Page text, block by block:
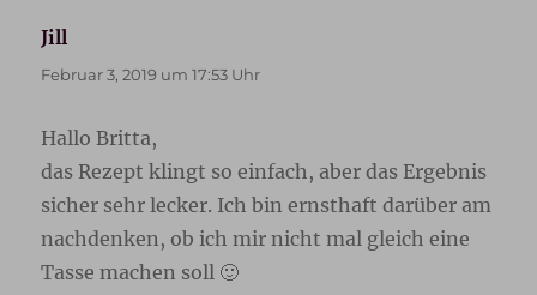
Jill
Februar 3, 2019 um 17:53 Uhr
Hallo Britta,
das Rezept klingt so einfach, aber das Ergebnis
sicher sehr lecker. Ich bin ernsthaft darüber am
nachdenken, ob ich mir nicht mal gleich eine
Tasse machen soll 🙂